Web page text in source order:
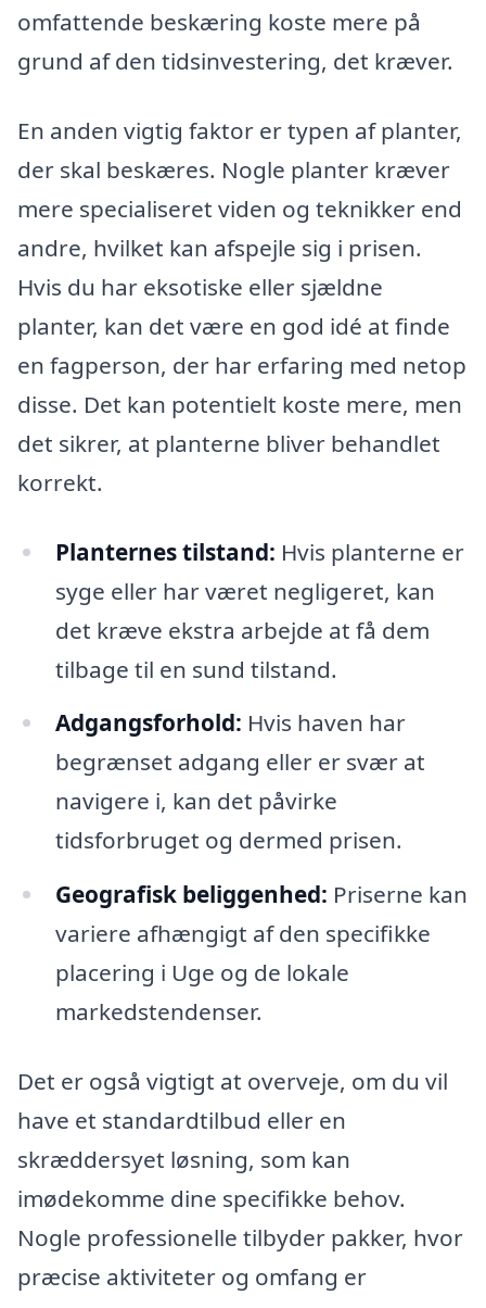
omfattende beskæring koste mere på
grund af den tidsinvestering, det kræver.
En anden vigtig faktor er typen af planter,
der skal beskæres. Nogle planter kræver
mere specialiseret viden og teknikker end
andre, hvilket kan afspejle sig i prisen.
Hvis du har eksotiske eller sjældne
planter, kan det være en god idé at finde
en fagperson, der har erfaring med netop
disse. Det kan potentielt koste mere, men
det sikrer, at planterne bliver behandlet
korrekt.
Planternes tilstand: Hvis planterne er
syge eller har været negligeret, kan
det kræve ekstra arbejde at få dem
tilbage til en sund tilstand.
Adgangsforhold: Hvis haven har
begrænset adgang eller er svær at
navigere i, kan det påvirke
tidsforbruget og dermed prisen.
Geografisk beliggenhed: Priserne kan
variere afhængigt af den specifikke
placering i Uge og de lokale
markedstendenser.
Det er også vigtigt at overveje, om du vil
have et standardtilbud eller en
skræddersyet løsning, som kan
imødekomme dine specifikke behov.
Nogle professionelle tilbyder pakker, hvor
præcise aktiviteter og omfang er